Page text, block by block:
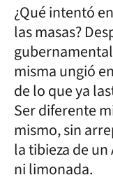
¿Qué intentó
las masas?
misma ungió
de lo que ya
Ser diferente
mismo, sin
la tibieza de
ni limonada.